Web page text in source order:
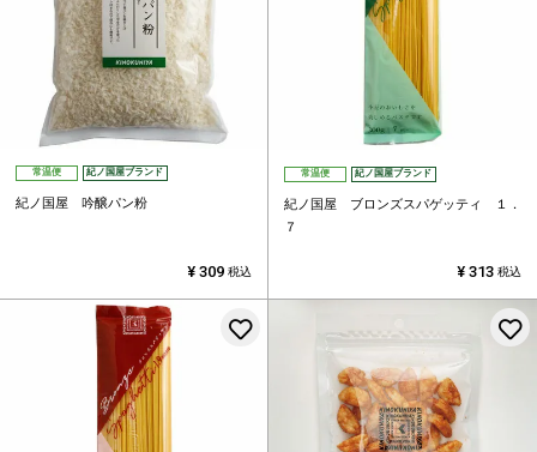
常温便 紀ノ国屋ブランド
紀ノ国屋 吟醸パン粉
¥ 309 税込
常温便 紀ノ国屋ブランド
紀ノ国屋 ブロンズスパゲッティ １．
７
¥ 313 税込